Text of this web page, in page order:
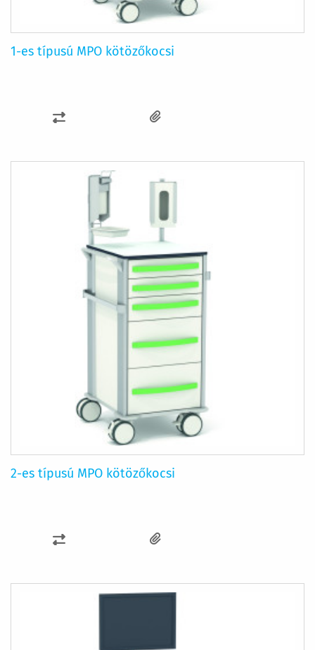
1-es típusú MPO kötözőkocsi
ÖSSZEHASONLÍTÁSHOZ
2-es típusú MPO kötözőkocsi
ÖSSZEHASONLÍTÁSHOZ